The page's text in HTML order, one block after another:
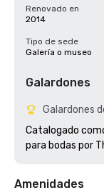
Renovado en
2014
Tipo de sede
Galería o museo
Galardones
Galardones
Catalogado
para bodas por
Amenidades